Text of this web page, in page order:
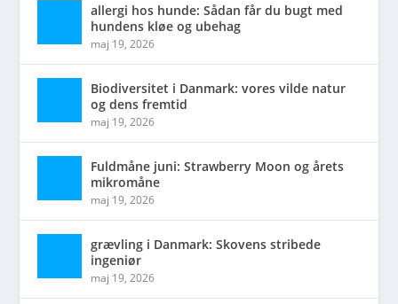
allergi hos hunde: Sådan får du bugt med
hundens kløe og ubehag
maj 19, 2026
Biodiversitet i Danmark: vores vilde natur
og dens fremtid
maj 19, 2026
Fuldmåne juni: Strawberry Moon og årets
mikromåne
maj 19, 2026
grævling i Danmark: Skovens stribede
ingeniør
maj 19, 2026